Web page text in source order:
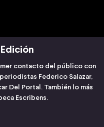
contacto del público con
Federico Salazar,
Del Portal. También lo más
Escribens.